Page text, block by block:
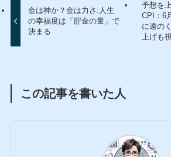
金は神か？金は力さ:人生
の幸福度は「貯金の量」で
決まる
予想を
CPI：6
に遠の
上げも
この記事を書いた人